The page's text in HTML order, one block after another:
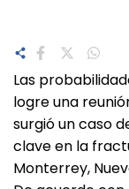
Las
logre una
surgió un caso
clave en la
Monterrey,